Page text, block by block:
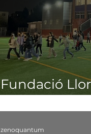
Fundació
juntos
zenoquantum